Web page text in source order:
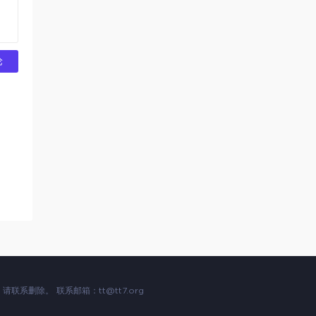
联系删除。 联系邮箱： tt@tt7.org